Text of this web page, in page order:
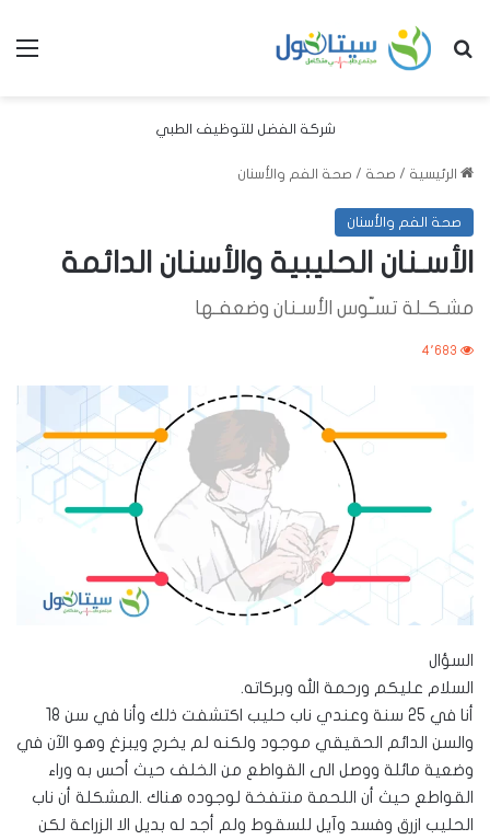
بحث عن
شركة الفضل للتوظيف الطبي
الرئيسية / صحة / صحة الفم والأسنان
صحة الفم والأسنان
الأسـنان الحليبية والأسنان الدائمة
مشـكـلة تسـّوس الأسـنان وضعفـها
4٬683
السؤال
السلام عليكم ورحمة الله وبركاته.
أنا في 25 سنة وعندي ناب حليب اكتشفت ذلك وأنا في سن 18
والسن الدائم الحقيقي موجود ولكنه لم يخرج ويبزغ وهو الآن في
وضعية مائلة ووصل الى القواطع من الخلف حيث أحس به وراء
القواطع حيث أن اللحمة منتفخة لوجوده هناك .المشكلة أن ناب
الحليب ازرق وفسد وآيل للسقوط ولم أجد له بديل الا الزراعة لكن